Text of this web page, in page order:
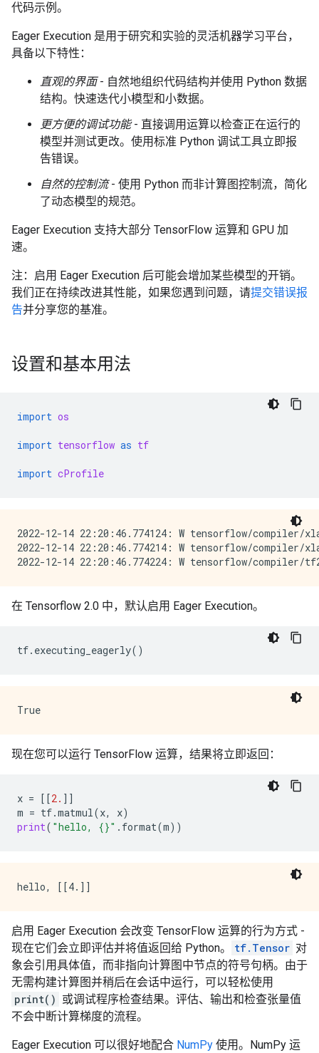
代码示例。
Eager Execution 是用于研究和实验的灵活机器学习平台，
具备以下特性：
直观的界面- 自然地组织代码结构并使用 Python 数据
结构。快速迭代小模型和小数据。
更方便的调试功能- 直接调用运算以检查正在运行的
模型并测试更改。使用标准 Python 调试工具立即报
告错误。
自然的控制流- 使用 Python 而非计算图控制流，简化
了动态模型的规范。
Eager Execution 支持大部分 TensorFlow 运算和 GPU 加
速。
注：启用 Eager Execution 后可能会增加某些模型的开销。
我们正在持续改进其性能，如果您遇到问题，请提交错误报
告并分享您的基准。
设置和基本用法
import os
import tensorflow as tf
import cProfile
2022-12-14 22:20:46.774124: W tensorflow/
2022-12-14 22:20:46.774214: W tensorflow/
在 Tensorflow 2.0 中，默认启用 Eager Execution。
tf. executing_eagerly()
现在您可以运行 TensorFlow 运算，结果将立即返回：
x = [[2. ]]
m = tf.matmul(x, x)
print( "hello, {}" . format(m))
启用 Eager Execution 会改变 TensorFlow 运算的行为方式 -
现在它们会立即评估并将值返回给 Python。
tf.Tensor 对
象会引用具体值，而非指向计算图中节点的符号句柄。由于
无需构建计算图并稍后在会话中运行，可以轻松使用
print() 或调试程序检查结果。评估、输出和检查张量值
不会中断计算梯度的流程。
Eager Execution 可以很好地配合 NumPy 使用。NumPy 运